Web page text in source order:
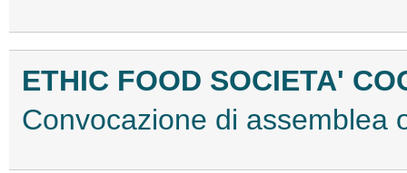
ETHIC FOOD SOCIETA'
Convocazione di assemblea